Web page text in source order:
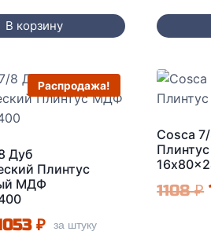
составляла
1053 ₽.
В корзину
Распродажа!
Дуб
Плинтус
МДФ
₽Текущая
за штуку
Cosca
1108₽